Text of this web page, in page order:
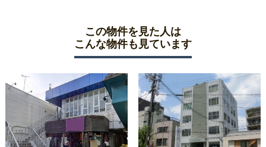
この物件を見た人は
こんな物件も見ています